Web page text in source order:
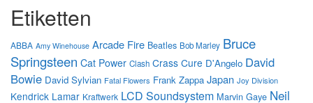
Etiketten
ABBA Amy Winehouse Arcade Fire Beatles Bob Marley Bruce
Springsteen Cat Power Clash Crass Cure D'Angelo David
Bowie David Sylvian Fatal Flowers Frank Zappa Japan Joy Division
Kendrick Lamar Kraftwerk LCD Soundsystem Marvin Gaye Neil